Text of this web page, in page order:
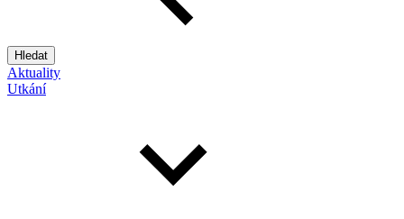
Hledat
Aktuality
Utkání